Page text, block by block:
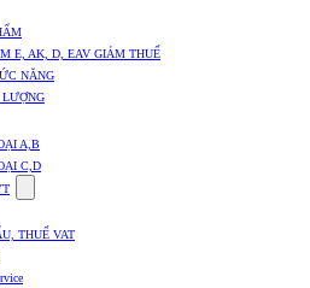
TBYT
E, AK, D, EAV GIẢM THUẾ
NĂNG
A,B
C,D
submenu
Kinh
THUẾ VAT